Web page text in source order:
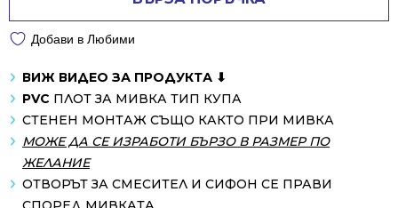
Добави в Любими
ВИЖ ВИДЕО ЗА ПРОДУКТА ⬇
PVC ПЛОТ ЗА МИВКА ТИП КУПА
СТЕНЕН МОНТАЖ СЪЩО КАКТО ПРИ МИВКА
МОЖЕ ДА СЕ ИЗРАБОТИ БЪРЗО В РАЗМЕР ПО
ЖЕЛАНИЕ
ОТВОРЪТ ЗА СМЕСИТЕЛ И СИФОН СЕ ПРАВИ